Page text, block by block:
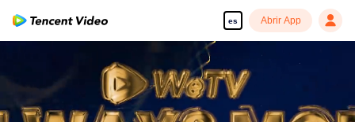
es Abrir App